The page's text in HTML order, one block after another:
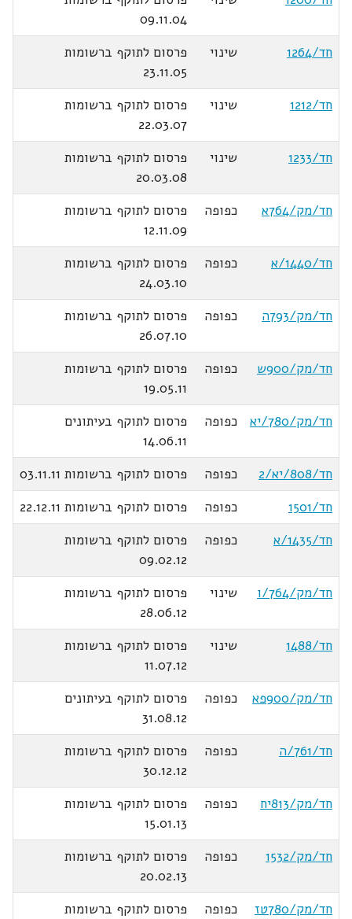
09.11.04
חד/1264
שינוי
פרסום לתוקף ברשומות
23.11.05
חד/1212
שינוי
פרסום לתוקף ברשומות
22.03.07
חד/1233
שינוי
פרסום לתוקף ברשומות
20.03.08
חד/מק/764א
כפופה
פרסום לתוקף ברשומות
12.11.09
חד/1440/א
כפופה
פרסום לתוקף ברשומות
24.03.10
חד/מק/793ה
כפופה
פרסום לתוקף ברשומות
26.07.10
חד/מק/900ש
כפופה
פרסום לתוקף ברשומות
19.05.11
חד/מק/780/יא
כפופה
פרסום לתוקף בעיתונים
14.06.11
חד/808/יא/2
כפופה
פרסום לתוקף ברשומות 03.11.11
חד/1501
כפופה
פרסום לתוקף ברשומות 22.12.11
חד/1435/א
כפופה
פרסום לתוקף ברשומות
09.02.12
חד/מק/764/ו
שינוי
פרסום לתוקף ברשומות
28.06.12
חד/1488
שינוי
פרסום לתוקף ברשומות
11.07.12
חד/מק/900פא
כפופה
פרסום לתוקף בעיתונים
31.08.12
חד/761/ה
כפופה
פרסום לתוקף ברשומות
30.12.12
חד/מק/813יח
כפופה
פרסום לתוקף ברשומות
15.01.13
חד/מק/1532
כפופה
פרסום לתוקף ברשומות
20.02.13
חד/מק/780טז
כפופה
פרסום לתוקף ברשומות